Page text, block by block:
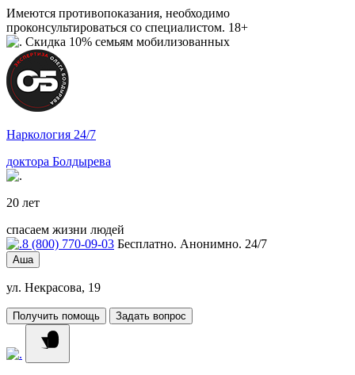
Имеются противопоказания, необходимо
проконсультироваться со специалистом. 18+
Скидка 10% семьям мобилизованных
Наркология 24/7
доктора Болдырева
20 лет
спасаем жизни людей
8 (800) 770-09-03 Бесплатно. Анонимно. 24/7
Аша
ул. Некрасова, 19
Получить помощь Задать вопрос